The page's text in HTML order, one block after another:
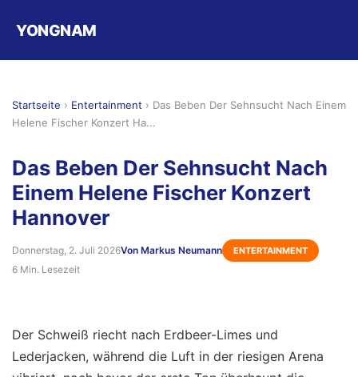
YONGNAM
Startseite › Entertainment › Das Beben Der Sehnsucht Nach Einem
Helene Fischer Konzert Ha...
Das Beben Der Sehnsucht Nach
Einem Helene Fischer Konzert
Hannover
Donnerstag, 2. Juli 2026Von Markus Neumann ENTERTAINMENT
6 Min. Lesezeit
Der Schweiß riecht nach Erdbeer-Limes und
Lederjacken, während die Luft in der riesigen Arena